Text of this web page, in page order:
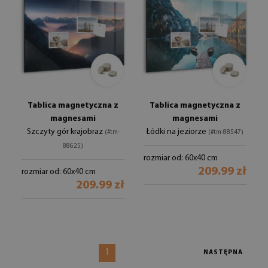
Tablica magnetyczna z
magnesami
Szczyty gór krajobraz (#tm-
88625)
rozmiar od: 60x40 cm
209.99 zł
Tablica magnetyczna z
magnesami
Łódki na jeziorze (#tm-88547)
rozmiar od: 60x40 cm
209.99 zł
1 NASTĘPNA